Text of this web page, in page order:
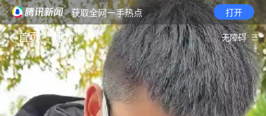
· 获取全网一手热点 打开
首页 视频 无障碍